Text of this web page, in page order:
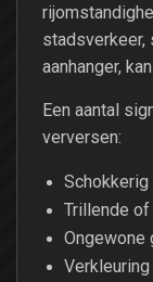
stadsverkeer,
aanhanger,
Een aantal
verversen:
Schokkerig
Trillende
Ongewone